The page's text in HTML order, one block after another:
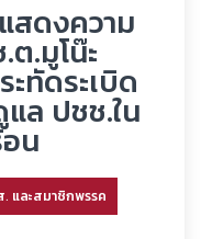
สดงความ
.มูโน๊ะ
ะทัดระเบิด
ล ปชช.ใน
น
และสมาชิกพรรค